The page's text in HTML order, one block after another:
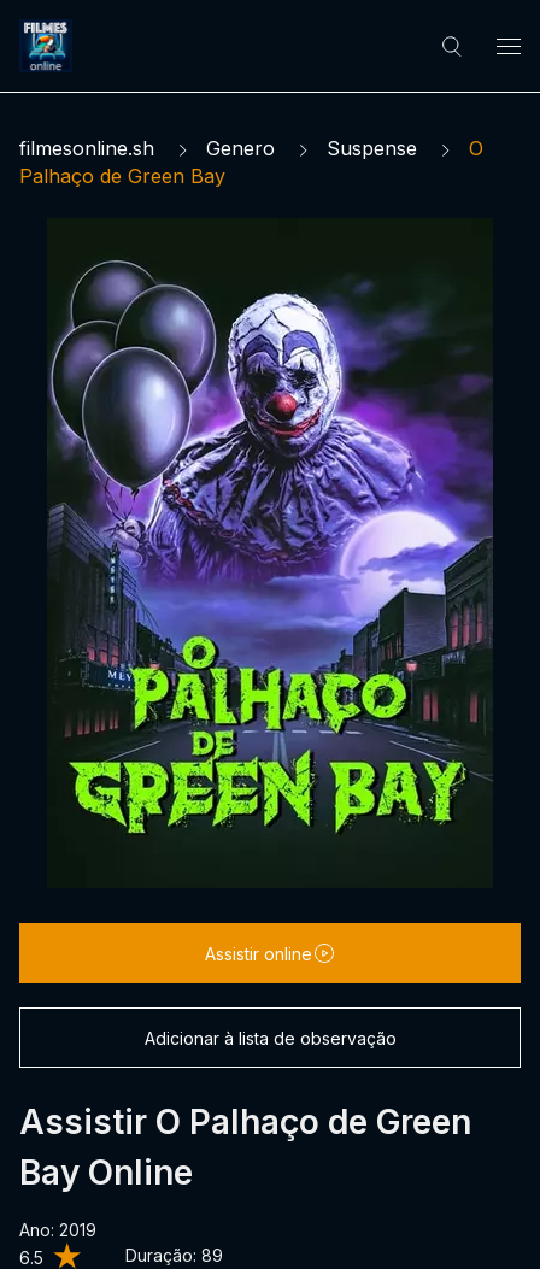
filmesonline.sh Genero Suspense
O
Palhaço de Green Bay
6.5 Duração: 89
Assistir O Palhaço de Green
Bay Online
Ano: 2019
Assistir online
Adicionar à lista de observação